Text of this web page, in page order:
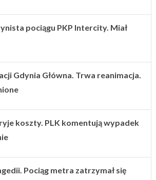
pociągu PKP Intercity. Miał
Gdynia Główna. Trwa reanimacja.
koszty. PLK komentują wypadek
Pociąg metra zatrzymał się